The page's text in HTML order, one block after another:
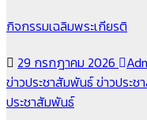
กิจกรรมเฉลิมพระเกียรติ
29 กรกฎาคม 2026
ข่าวประชาสัมพันธ์ข่าวประ
ประชาสัมพันธ์